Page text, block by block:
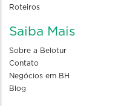
Roteiros
Saiba Mais
Sobre a Belotur
Contato
Negócios em BH
Blog